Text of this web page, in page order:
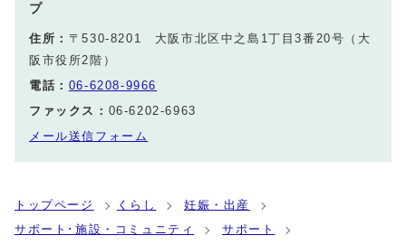
プ
住所： 〒530-8201 大阪市北区中之島1丁目3番20号（大
阪市役所2階）
電話： 06-6208-9966
ファックス： 06-6202-6963
メール送信フォーム
トップページ くらし
妊娠・出産
サポート･施設・コミュニティ
サポート